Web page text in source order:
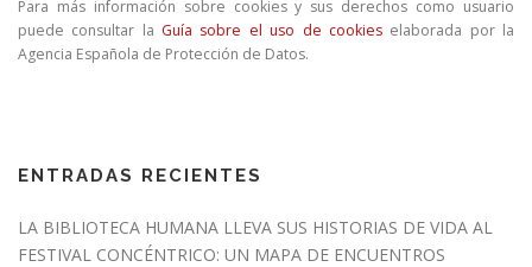
Para más información sobre cookies y sus derechos como usuario
puede consultar la Guía sobre el uso de cookieselaborada por la
Agencia Española de Protección de Datos.
ENTRADAS RECIENTES
LA BIBLIOTECA HUMANA LLEVA SUS HISTORIAS DE VIDA AL
FESTIVAL CONCÉNTRICO: UN MAPA DE ENCUENTROS